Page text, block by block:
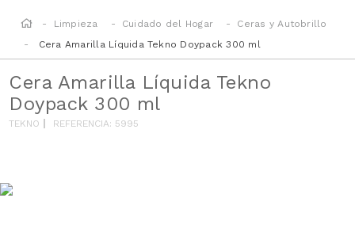
Limpieza Cuidado del Hogar
Ceras y Autobrillo
Cera Amarilla Líquida Tekno Doypack 300 ml
Cera Amarilla Líquida Tekno
Doypack 300 ml
TEKNO REFERENCIA: 5995